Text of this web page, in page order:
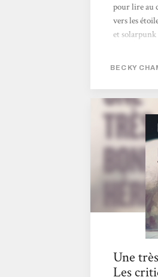
pour lire au
vers les
et solarpunk
personnages
futuriste et
rendez-
manie les
nous
espoirs et le
touchantes,
BECKY
Une
Les